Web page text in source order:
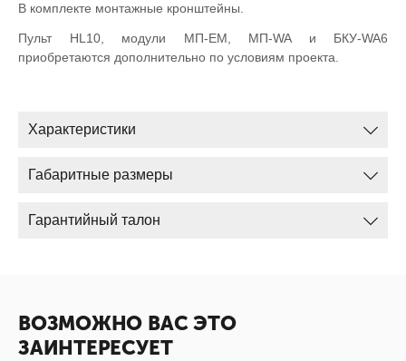
В комплекте монтажные кронштейны.
Пульт HL10, модули МП-EM, MП-WA и БКУ-WA6
приобретаются дополнительно по условиям проекта.
Характеристики
Габаритные размеры
Гарантийный талон
ВОЗМОЖНО ВАС ЭТО
ЗАИНТЕРЕСУЕТ